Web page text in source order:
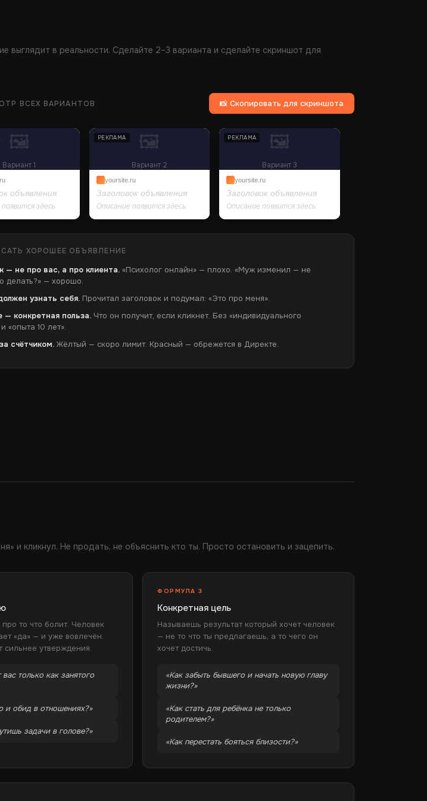
выглядит в реальности. Сделайте 2–3 варианта и сделайте скриншот для
ВСЕХ ВАРИАНТОВ 📸 Скопировать для скриншота
🖼
Вариант 1
объявления
здесь
🖼
Вариант 2
РЕКЛАМА
yoursite.ru
Заголовок объявления
Описание появится здесь
🖼
Вариант 3
РЕКЛАМА
yoursite.ru
Заголовок объявления
Описание появится здесь
ХОРОШЕЕ ОБЪЯВЛЕНИЕ
— не про вас, а про клиента. «Психолог онлайн» — плохо. «Муж изменил — не
делать?» — хорошо.
узнать себя. Прочитал заголовок и подумал: «Это про меня».
— конкретная польза. Что он получит, если кликнет. Без «индивидуального
«опыта 10 лет».
счётчиком. Жёлтый — скоро лимит. Красный — обрежется в Директе.
и кликнул. Не продать, не объяснить кто ты. Просто остановить и зацепить.
то что болит. Человек
«да» — и уже вовлечён.
сильнее утверждения.
вас только как занятого
и обид в отношениях?»
задачи в голове?»
ФОРМУЛА 3
Конкретная цель
Называешь результат который хочет человек
— не то что ты предлагаешь, а то чего он
хочет достичь.
«Как забыть бывшего и начать новую главу
жизни?»
«Как стать для ребёнка не только
родителем?»
«Как перестать бояться близости?»